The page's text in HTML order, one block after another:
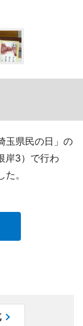
玉県民の日」の
岸3）で行わ
。